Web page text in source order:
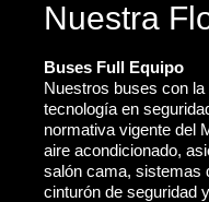
Nuestra
Buses Full Equipo
Nuestros buses con
tecnología en
normativa vigente del
aire acondicionado,
salón cama, sistemas
cinturón de seguridad